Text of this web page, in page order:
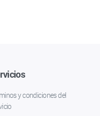
y condiciones del